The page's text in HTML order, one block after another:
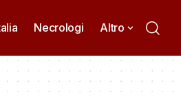
Necrologi Altro